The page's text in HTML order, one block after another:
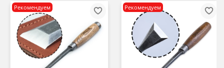
Рекомендуем Рекомендуем